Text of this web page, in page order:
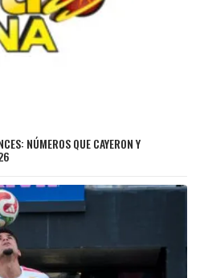
NÚMEROS QUE CAYERON Y